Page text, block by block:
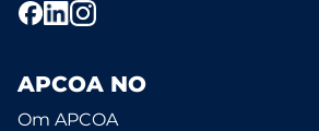
APCOA NO
Om APCOA